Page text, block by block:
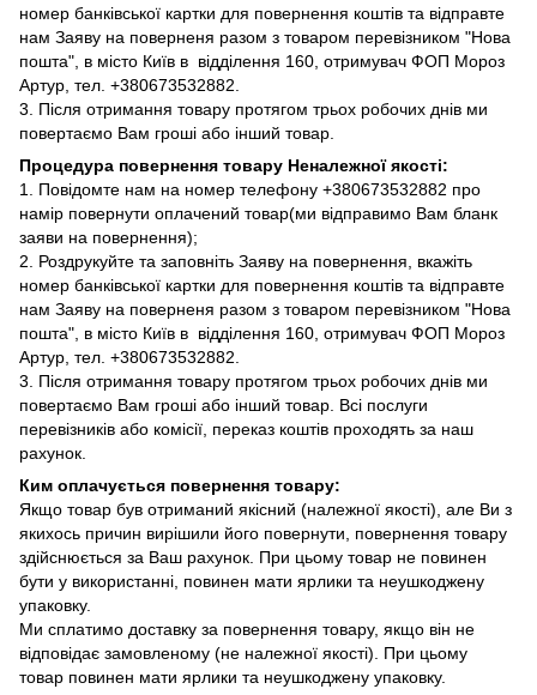
номер банківської картки для повернення коштів та відправте
нам Заяву на поверненя разом з товаром перевізником "Нова
пошта", в місто Київ в відділення 160, отримувач ФОП Мороз
Артур, тел. +380673532882.
3. Після отримання товару протягом трьох робочих днів ми
повертаємо Вам гроші або інший товар.
Процедура повернення товару Неналежної якості:
1. Повідомте нам на номер телефону +380673532882 про
намір повернути оплачений товар(ми відправимо Вам бланк
заяви на повернення);
2. Роздрукуйте та заповніть Заяву на повернення, вкажіть
номер банківської картки для повернення коштів та відправте
нам Заяву на поверненя разом з товаром перевізником "Нова
пошта", в місто Київ в відділення 160, отримувач ФОП Мороз
Артур, тел. +380673532882.
3. Після отримання товару протягом трьох робочих днів ми
повертаємо Вам гроші або інший товар. Всі послуги
перевізників або комісії, переказ коштів проходять за наш
рахунок.
Ким оплачується повернення товару:
Якщо товар був отриманий якісний (належної якості), але Ви з
якихось причин вирішили його повернути, повернення товару
здійснюється за Ваш рахунок. При цьому товар не повинен
бути у використанні, повинен мати ярлики та неушкоджену
упаковку.
Ми сплатимо доставку за повернення товару, якщо він не
відповідає замовленому (не належної якості). При цьому
товар повинен мати ярлики та неушкоджену упаковку.